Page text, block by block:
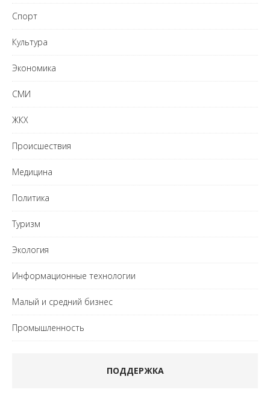
Спорт
Культура
Экономика
СМИ
ЖКХ
Происшествия
Медицина
Политика
Туризм
Экология
Информационные технологии
Малый и средний бизнес
Промышленность
ПОДДЕРЖКА